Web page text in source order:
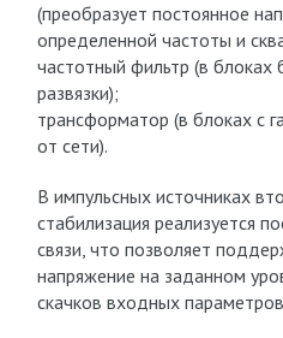
(преобразует постоянное
определенной частоты и
частотный фильтр (в блоках
развязки);
трансформатор (в блоках с
от сети).
В импульсных источниках
стабилизация реализуется
связи, что позволяет
напряжение на заданном
скачков входных